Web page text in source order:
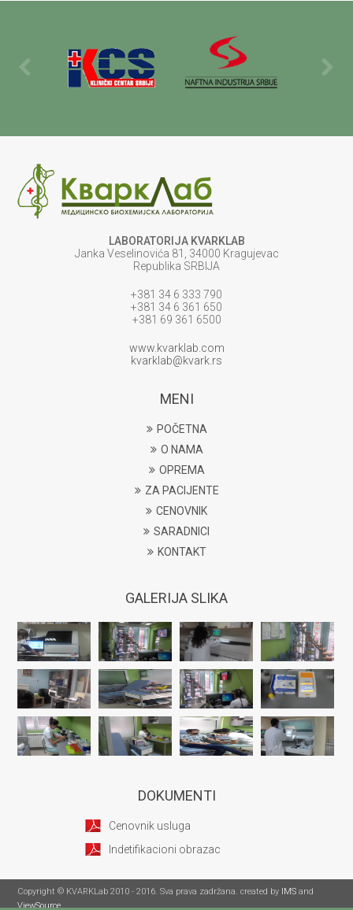
LABORATORIJA KVARKLAB
Janka Veselinovića 81, 34000 Kragujevac
Republika SRBIJA
+381 34 6 333 790
+381 34 6 361 650
+381 69 361 6500
www.kvarklab.com
kvarklab@kvark.rs
MENI
POČETNA
O NAMA
OPREMA
ZA PACIJENTE
CENOVNIK
SARADNICI
KONTAKT
GALERIJA SLIKA
DOKUMENTI
Cenovnik usluga
Indetifikacioni obrazac
Copyright © KVARKLab 2010 - 2016. Sva prava zadržana. created by IMS and
ViewSource